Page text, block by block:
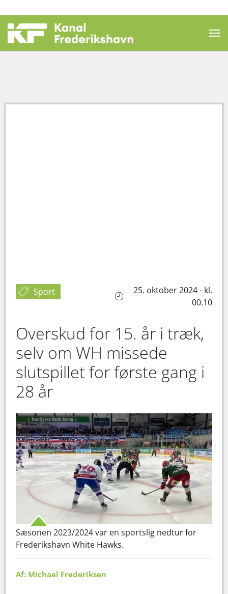
Sport
25. oktober 2024 - kl.
00.10
Overskud for 15. år i træk,
selv om WH missede
slutspillet for første gang i
28 år
Sæsonen 2023/2024 var en sportslig nedtur for
Frederikshavn White Hawks.
Af: Michael Frederiksen